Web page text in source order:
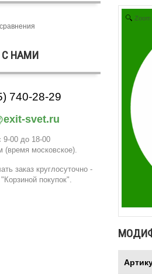
С НАМИ
740-28-29
svet.ru
9-00 до 18-00
(время московское).
заказ круглосуточно -
покупок".
Zoom